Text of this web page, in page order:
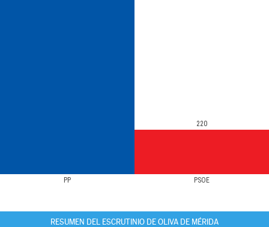
PP PSOE
220
RESUMEN DEL ESCRUTINIO DE OLIVA DE MÉRIDA